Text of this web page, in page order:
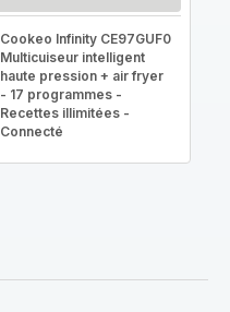
Cookeo Infinity CE97GUF0
Multicuiseur intelligent
haute pression + air fryer
- 17 programmes -
Recettes illimitées -
Connecté